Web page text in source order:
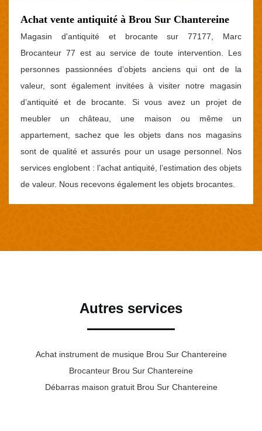
Achat vente antiquité à Brou Sur Chantereine
Magasin d'antiquité et brocante sur 77177, Marc
Brocanteur 77 est au service de toute intervention. Les
personnes passionnées d’objets anciens qui ont de la
valeur, sont également invitées à visiter notre magasin
d’antiquité et de brocante. Si vous avez un projet de
meubler un château, une maison ou même un
appartement, sachez que les objets dans nos magasins
sont de qualité et assurés pour un usage personnel. Nos
services englobent : l’achat antiquité, l’estimation des objets
de valeur. Nous recevons également les objets brocantes.
Autres services
Achat instrument de musique Brou Sur Chantereine
Brocanteur Brou Sur Chantereine
Débarras maison gratuit Brou Sur Chantereine